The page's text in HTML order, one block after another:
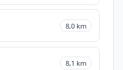
8,0 km
8,1 km